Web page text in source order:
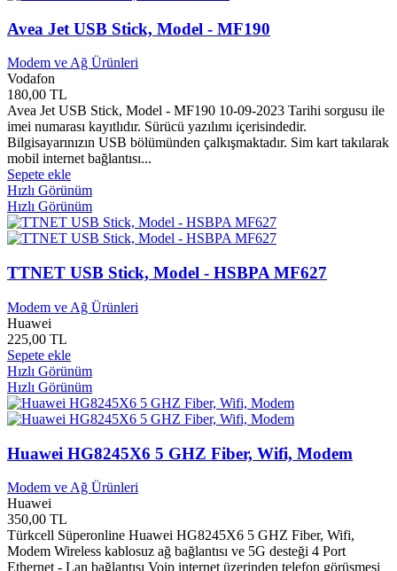
Arkadaş Yayınları 0
Arkadya Yayınları 0
Arketip Yayınları 0
Arkhe Yayınları
Arma Yayınları
Armada Yayınları 0
Armoni Yayınları 0
Arnavutköy Belediyesi 0
Arrow Books 0
Ars Yayınları
Arslan Yayınları
Artemis Çocuk Yayınları 0
Artemis Yayınları 0
Artı Eksi Yayınları 0
Arvo Yayınları
As Sanat
Asi Kitap Yayınları
Aşina Yayınları
Aspendos Yayınları 0
ASRock 0
Assos Yayınları 0
Asus 0
Ata Yayınları 0
Ataman Müzik
Atatürk Üniversitesi
Athena Yayınları 0
Ati Randeon 0
Avea Jet USB Stick, Model - MF190
Modem ve Ağ Ürünleri
Vodafon
180,00 TL
Avea Jet USB Stick, Model - MF190 10-09-2023 Tarihi sorgusu ile
imei numarası kayıtlıdır. Sürücü yazılımı içerisindedir.
Bilgisayarınızın USB bölümünden çalkışmaktadır. Sim kart takılarak
mobil internet bağlantısı...
Sepete ekle
Hızlı Görünüm
Hızlı Görünüm
TTNET USB Stick, Model - HSBPA MF627
Modem ve Ağ Ürünleri
Huawei
225,00 TL
Sepete ekle
Hızlı Görünüm
Hızlı Görünüm
Huawei HG8245X6 5 GHZ Fiber, Wifi, Modem
Modem ve Ağ Ürünleri
Huawei
350,00 TL
Türkcell Süperonline Huawei HG8245X6 5 GHZ Fiber, Wifi,
Modem Wireless kablosuz ağ bağlantısı ve 5G desteği 4 Port
Ethernet - Lan bağlantısı Voip internet üzerinden telefon görüşmesi